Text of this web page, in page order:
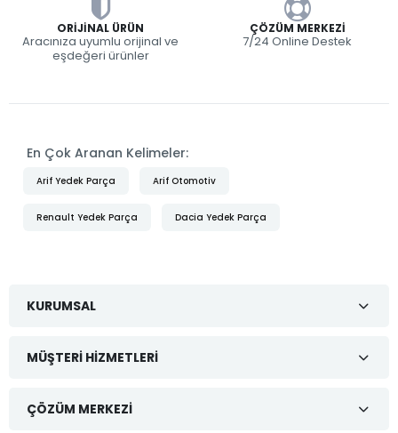
ORIJINAL ÜRÜN
Aracınıza uyumlu orijinal ve
eşdeğeri ürünler
ÇÖZÜM MERKEZI
7/24 Online Destek
En Çok Aranan Kelimeler:
Arif Yedek Parça Arif Otomotiv
Renault Yedek Parça Dacia Yedek Parça
KURUMSAL
MÜŞTERI HIZMETLERI
ÇÖZÜM MERKEZI